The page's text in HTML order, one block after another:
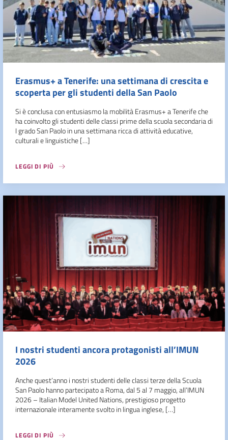
Erasmus+ a Tenerife: una settimana di crescita e
scoperta per gli studenti della San Paolo
Si è conclusa con entusiasmo la mobilità Erasmus+ a Tenerife che
ha coinvolto gli studenti delle classi prime della scuola secondaria di
I grado San Paolo in una settimana ricca di attività educative,
culturali e linguistiche […]
LEGGI DI PIÙ
I nostri studenti ancora protagonisti all’IMUN
2026
Anche quest’anno i nostri studenti delle classi terze della Scuola
San Paolo hanno partecipato a Roma, dal 5 al 7 maggio, all’IMUN
2026 – Italian Model United Nations, prestigioso progetto
internazionale interamente svolto in lingua inglese, […]
LEGGI DI PIÙ